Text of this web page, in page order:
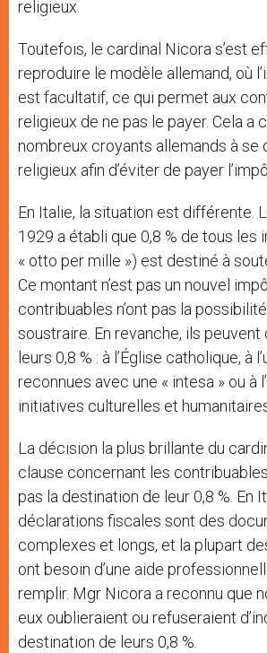
religieux.
Toutefois, le cardinal Nicora s’est
reproduire le modèle allemand, où
est facultatif, ce qui permet aux
religieux de ne pas le payer. Cela a
nombreux croyants allemands à se
religieux afin d’éviter de payer
En Italie, la situation est différente.
1929 a établi que 0,8 % de tous les
« otto per mille ») est destiné à
Ce montant n’est pas un nouvel
contribuables n’ont pas la possibilité
soustraire. En revanche, ils
leurs 0,8 % : à l’Église catholique, à
reconnues avec une « intesa » ou à
initiatives culturelles et
La décision la plus brillante du
clause concernant les
pas la destination de leur 0,8 %. En
déclarations fiscales sont des
complexes et longs, et la plupart
ont besoin d’une aide
remplir. Mgr Nicora a reconnu que
eux oublieraient ou refuseraient
destination de leurs 0,8 %.